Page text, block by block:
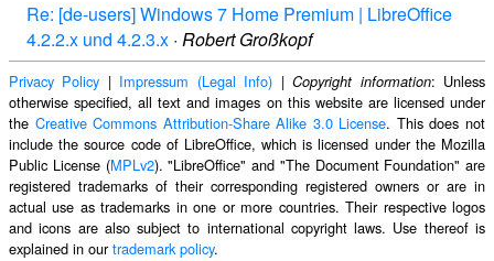
Re: [de-users] Windows 7 Home Premium | LibreOffice
4.2.2.x und 4.2.3.x · Robert Großkopf
Privacy Policy | Impressum (Legal Info) |Copyright information: Unless
otherwise specified, all text and images on this website are licensed under
the Creative Commons Attribution-Share Alike 3.0 License. This does not
include the source code of LibreOffice, which is licensed under the Mozilla
Public License (MPLv2). "LibreOffice" and "The Document Foundation" are
registered trademarks of their corresponding registered owners or are in
actual use as trademarks in one or more countries. Their respective logos
and icons are also subject to international copyright laws. Use thereof is
explained in ourtrademark policy.